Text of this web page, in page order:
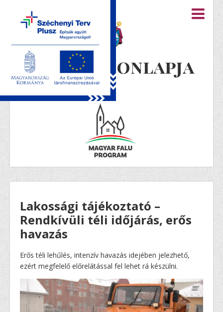
Újiráz honlapja
Lakossági tájékoztató –
Rendkívüli téli időjárás, erős
havazás
Erős téli lehűlés, intenzív havazás idejében jelezhető,
ezért megfelelő előrelátással fel lehet rá készülni.